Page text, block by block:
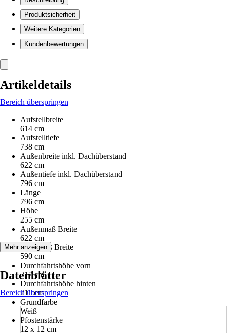
Produktsicherheit
Weitere Kategorien
Kundenbewertungen
Artikeldetails
Bereich überspringen
Aufstellbreite
614 cm
Aufstelltiefe
738 cm
Außenbreite inkl. Dachüberstand
622 cm
Außentiefe inkl. Dachüberstand
796 cm
Länge
796 cm
Höhe
255 cm
Außenmaß Breite
622 cm
Innenmaß Breite
590 cm
Durchfahrtshöhe vorn
217 cm
Durchfahrtshöhe hinten
211 cm
Grundfarbe
Weiß
Pfostenstärke
12 x 12 cm
Mehr anzeigen
Datenblätter
Bereich überspringen